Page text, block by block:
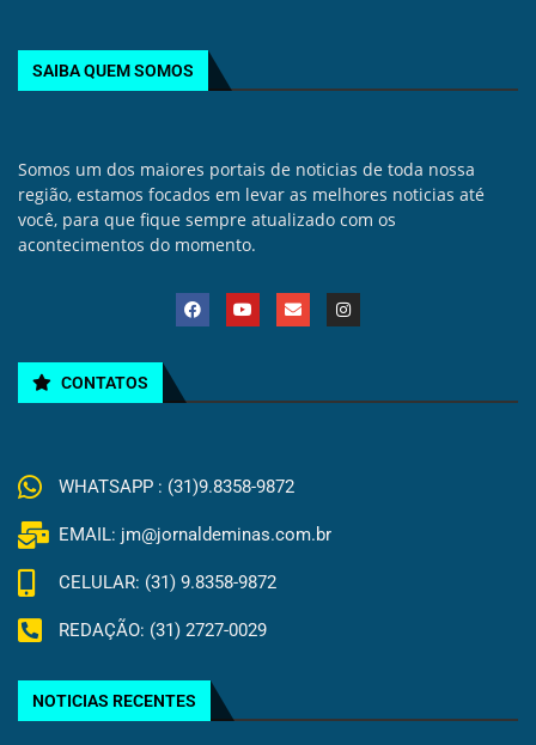
SAIBA QUEM SOMOS
Somos um dos maiores portais de noticias de toda nossa
região, estamos focados em levar as melhores noticias até
você, para que fique sempre atualizado com os
acontecimentos do momento.
CONTATOS
WHATSAPP : (31)9.8358-9872
EMAIL: jm@jornaldeminas.com.br
CELULAR: (31) 9.8358-9872
REDAÇÃO: (31) 2727-0029
NOTICIAS RECENTES